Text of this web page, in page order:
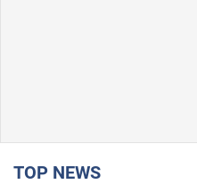
TOP NEWS